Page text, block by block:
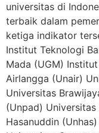
universitas di
terbaik dalam
ketiga indikator
Institut Teknologi
Mada (UGM)
Airlangga (Unair)
Universitas
(Unpad)
Hasanuddin